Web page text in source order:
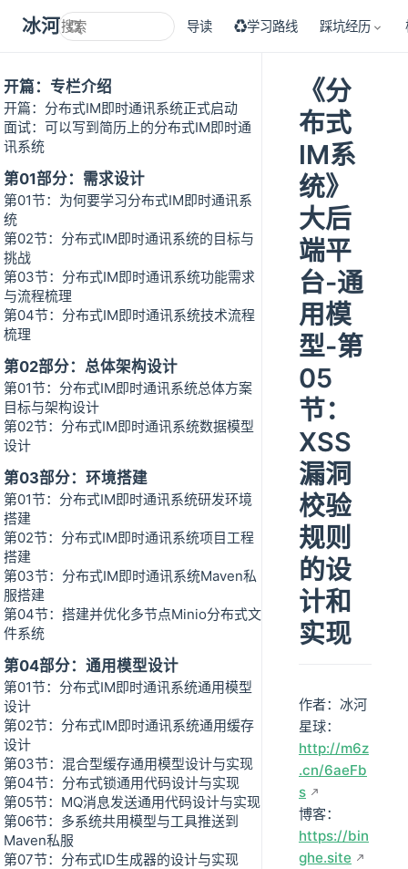
冰河技术 导读 ♻学习路线 踩坑经历
开篇：专栏介绍
开篇：分布式IM即时通讯系统正式启动
面试：可以写到简历上的分布式IM即时通
讯系统
第01部分：需求设计
第01节：为何要学习分布式IM即时通讯系
统
第02节：分布式IM即时通讯系统的目标与
挑战
第03节：分布式IM即时通讯系统功能需求
与流程梳理
第04节：分布式IM即时通讯系统技术流程
梳理
第02部分：总体架构设计
第01节：分布式IM即时通讯系统总体方案
目标与架构设计
第02节：分布式IM即时通讯系统数据模型
设计
第03部分：环境搭建
第01节：分布式IM即时通讯系统研发环境
搭建
第02节：分布式IM即时通讯系统项目工程
搭建
第03节：分布式IM即时通讯系统Maven私
服搭建
第04节：搭建并优化多节点Minio分布式文
件系统
第04部分：通用模型设计
第01节：分布式IM即时通讯系统通用模型
设计
第02节：分布式IM即时通讯系统通用缓存
设计
第03节：混合型缓存通用模型设计与实现
第04节：分布式锁通用代码设计与实现
第05节：MQ消息发送通用代码设计与实现
第06节：多系统共用模型与工具推送到
Maven私服
第07节：分布式ID生成器的设计与实现
《分
布式
IM系
统》
大后
端平
台-通
用模
型-第
05
节：
XSS
漏洞
校验
规则
的设
计和
实现
作者：冰河
星球：
http://m6z
.cn/6aeFb
s
博客：
https://bin
ghe.site